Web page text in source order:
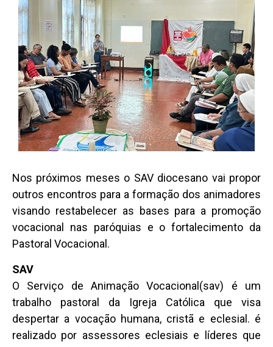
Nos próximos meses o SAV diocesano vai propor
outros encontros para a formação dos animadores
visando restabelecer as bases para a promoção
vocacional nas paróquias e o fortalecimento da
Pastoral Vocacional.
SAV
O Serviço de Animação Vocacional(sav) é um
trabalho pastoral da Igreja Católica que visa
despertar a vocação humana, cristã e eclesial. é
realizado por assessores eclesiais e líderes que